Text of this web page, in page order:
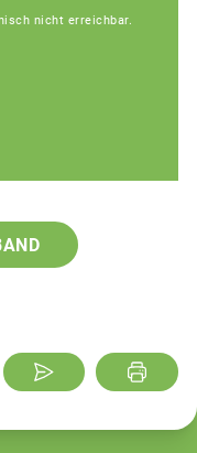
nicht erreichbar.